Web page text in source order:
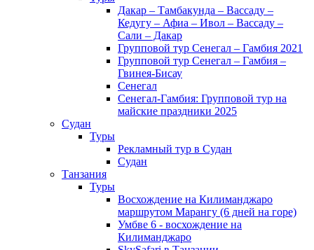
Дакар – Тамбакунда – Вассаду –
Кедугу – Афиа – Ивол – Вассаду –
Сали – Дакар
Групповой тур Сенегал – Гамбия 2021
Групповой тур Сенегал – Гамбия –
Гвинея-Бисау
Сенегал
Сенегал-Гамбия: Групповой тур на
майские праздники 2025
Судан
Туры
Рекламный тур в Cудан
Cудан
Танзания
Туры
Восхождение на Килиманджаро
маршрутом Марангу (6 дней на горе)
Умбве 6 - восхождение на
Килиманджаро